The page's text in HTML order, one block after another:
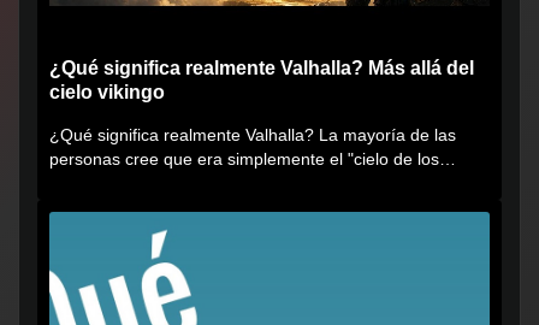
¿Qué significa realmente Valhalla? Más allá del
cielo vikingo
¿Qué significa realmente Valhalla? La mayoría de las
personas cree que era simplemente el "cielo de los